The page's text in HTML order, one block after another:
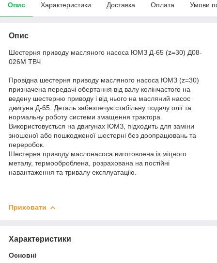
Опис Характеристики Доставка Оплата Умови
Опис
Шестерня приводу масляного насоса ЮМЗ Д-65 (z=30) Д08-
026М ТВЧ
Провідна шестерня приводу масляного насоса ЮМЗ (z=30)
призначена передачі обертання від валу колінчастого на
ведену шестерню приводу і від нього на масляний насос
двигуна Д-65. Деталь забезпечує стабільну подачу олії та
нормальну роботу системи змащення трактора.
Використовується на двигунах ЮМЗ, підходить для заміни
зношеної або пошкодженої шестерні без доопрацювань та
переробок.
Шестерня приводу маслонасоса виготовлена ​​із міцного
металу, термооброблена, розрахована на постійні
навантаження та тривалу експлуатацію.
Приховати
Характеристики
Основні